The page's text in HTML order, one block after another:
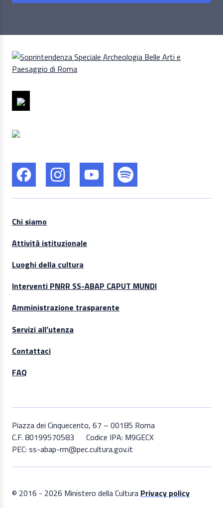
Chi siamo
Attività istituzionale
Luoghi della cultura
Interventi PNRR SS-ABAP CAPUT MUNDI
Amministrazione trasparente
Servizi all’utenza
Contattaci
FAQ
Piazza dei Cinquecento, 67 – 00185 Roma
C.F. 80199570583
Codice IPA: M9GECX
PEC: ss-abap-rm@pec.cultura.gov.it
© 2016 - 2026 Ministero della Cultura Privacy policy